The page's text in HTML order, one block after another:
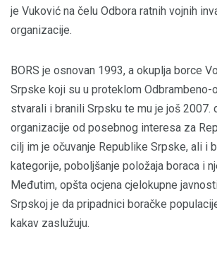
je Vuković na čelu Odbora ratnih vojnih
organizacije.
BORS je osnovan 1993, a okuplja borce
Srpske koji su u proteklom Odbrambeno-
stvarali i branili Srpsku te mu je još 2007.
organizacije od posebnog interesa za
cilj im je očuvanje Republike Srpske, ali i
kategorije, poboljšanje položaja boraca i
Međutim, opšta ocjena cjelokupne
Srpskoj je da pripadnici boračke
kakav zaslužuju.